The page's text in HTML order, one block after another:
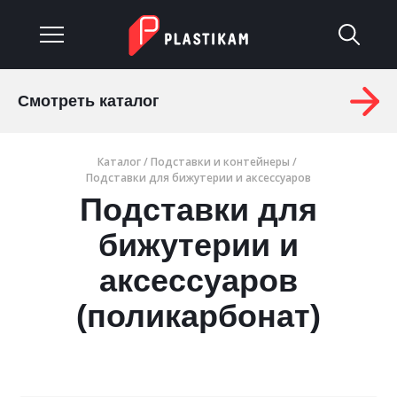
Изделия на заказ
Материалы
Оплата и доставка
Смотреть каталог
Каталог/Подставки и контейнеры /
Подставки для бижутерии и аксессуаров
Подставки для
бижутерии и
аксессуаров
(поликарбонат)